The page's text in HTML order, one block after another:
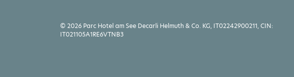
© 2026 Parc Hotel am See Decarli Helmuth & Co. KG, IT02242900211, CIN:
IT021105A1RE6VTNB3